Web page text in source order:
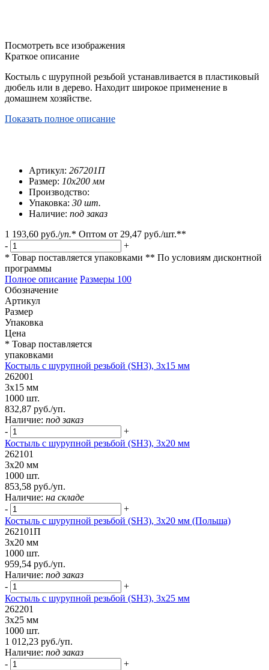
Посмотреть все изображения
Краткое описание
Костыль с шурупной резьбой устанавливается в пластиковый
дюбель или в дерево. Находит широкое применение в
домашнем хозяйстве.
Показать полное описание
Артикул: 267201П
Размер: 10х200 мм
Производство:
Упаковка: 30 шт.
Наличие: под заказ
1 193,60 руб./уп.* Оптом от 29,47 руб./шт.**
-
+
* Товар поставляется упаковками ** По условиям дисконтной
программы
Полное описание Размеры 100
Обозначение
Артикул
Размер
Упаковка
Цена
* Товар поставляется
упаковками
Костыль с шурупной резьбой (SH3), 3х15 мм
262001
3х15 мм
1000 шт.
832,87 руб./уп.
Наличие: под заказ
-
+
Костыль с шурупной резьбой (SH3), 3х20 мм
262101
3х20 мм
1000 шт.
853,58 руб./уп.
Наличие: на складе
-
+
Костыль с шурупной резьбой (SH3), 3х20 мм (Польша)
262101П
3х20 мм
1000 шт.
959,54 руб./уп.
Наличие: под заказ
-
+
Костыль с шурупной резьбой (SH3), 3х25 мм
262201
3х25 мм
1000 шт.
1 012,23 руб./уп.
Наличие: под заказ
-
+